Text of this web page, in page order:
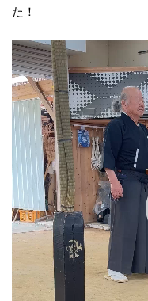
た！
動
画
プ
レ
ー
ヤ
ー